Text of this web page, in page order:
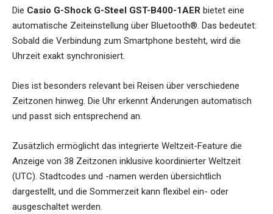
Die Casio G-Shock G-Steel GST-B400-1AER bietet eine
automatische Zeiteinstellung über Bluetooth®. Das bedeutet:
Sobald die Verbindung zum Smartphone besteht, wird die
Uhrzeit exakt synchronisiert.
Dies ist besonders relevant bei Reisen über verschiedene
Zeitzonen hinweg. Die Uhr erkennt Änderungen automatisch
und passt sich entsprechend an.
Zusätzlich ermöglicht das integrierte Weltzeit-Feature die
Anzeige von 38 Zeitzonen inklusive koordinierter Weltzeit
(UTC). Stadtcodes und -namen werden übersichtlich
dargestellt, und die Sommerzeit kann flexibel ein- oder
ausgeschaltet werden.